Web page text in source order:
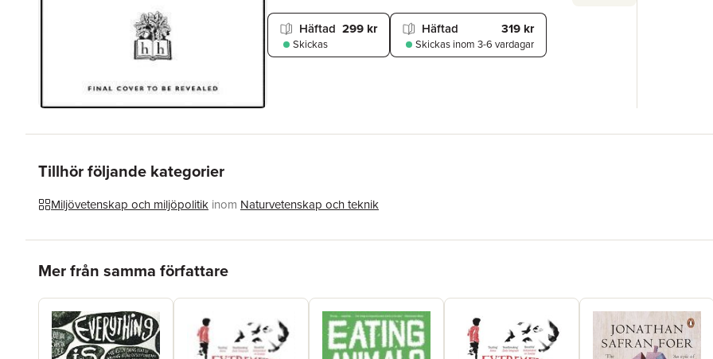
Häftad 299 kr
Skickas
Häftad 319 kr
Skickas inom 3-6 vardagar
Tillhör följande kategorier
Miljövetenskap och miljöpolitik inom Naturvetenskap och teknik
Mer från samma författare